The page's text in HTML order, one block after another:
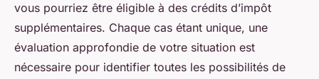
vous pourriez être éligible à des crédits d’impôt
supplémentaires. Chaque cas étant unique, une
évaluation approfondie de votre situation est
nécessaire pour identifier toutes les possibilités de